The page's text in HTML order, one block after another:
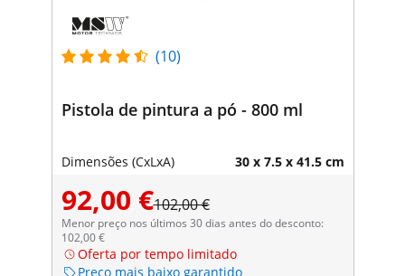
(10)
Pistola de pintura a pó - 800 ml
Dimensões (CxLxA) 30 x 7.5 x 41.5 cm
92,00 €102,00 €
Menor preço nos últimos 30 dias antes do desconto:
102,00 €
Oferta por tempo limitado
Preço mais baixo garantido